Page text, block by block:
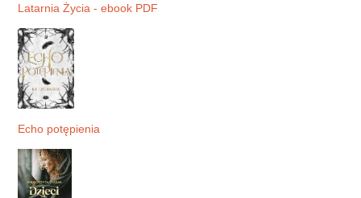
Latarnia Życia - ebook PDF
Echo potępienia